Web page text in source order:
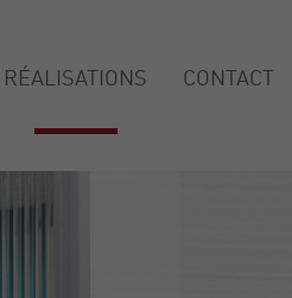
RÉALISATIONS CONTACT